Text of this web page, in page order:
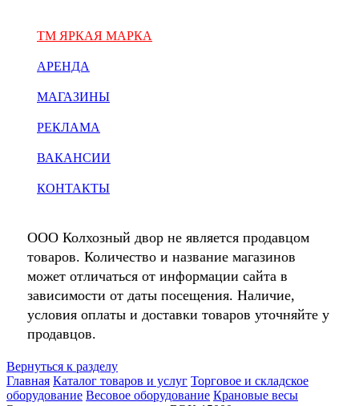
ТМ ЯРКАЯ МАРКА
АРЕНДА
МАГАЗИНЫ
РЕКЛАМА
ВАКАНСИИ
КОНТАКТЫ
ООО Колхозный двор не является продавцом
товаров. Количество и название магазинов
может отличаться от информации сайта в
зависимости от даты посещения. Наличие,
условия оплаты и доставки товаров уточняйте у
продавцов.
Вернуться к разделу
Главная Каталог товаров и услуг Торговое и складское
оборудование Весовое оборудование Крановые весы